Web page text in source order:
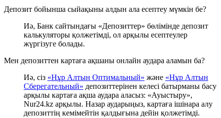
Депозит бойынша сыйақыны алдын ала есептеу мүмкін бе?
Иә, Банк сайтындағы «Депозиттер» бөлімінде депозит
калькуляторы қолжетімді, ол арқылы есептеулер
жүргізуге болады.
Мен депозиттен картаға ақшаны онлайн аудара аламын ба?
Иә, сіз «Нұр Алтын Оптимальный» және «Нұр Алтын
Сберегательный» депозиттерінен келесі батырманы басу
арқылы картаға ақша аудара аласыз: «Ауыстыру»,
Nur24.kz арқылы. Назар аударыңыз, картаға ішінара алу
депозиттің кемімейтін қалдығына дейін қолжетімді.